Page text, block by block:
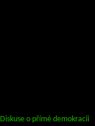
Diskuse o přímé demokracii